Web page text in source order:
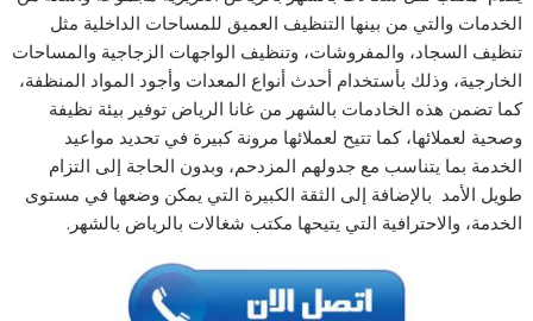
الخدمات والتي من بينها التنظيف العميق للمساحات الداخلية مثل
تنظيف السجاد، والمفروشات، وتنظيف الواجهات الزجاجية والمساحات
الخارجية، وذلك بأستخدام أحدث أنواع المعدات وأجود المواد المنظفة،
كما تضمن هذه الخادمات بالشھر من غانا الریاض توفير بيئة نظيفة
وصحية لعملائها، كما تتيح لعملائها مرونة كبيرة في تحديد مواعيد
الخدمة بما يتناسب مع جدولهم المزدحم، وبدون الحاجة إلى التزام
طويل الأمد بالإضافة إلى الثقة الكبيرة التي يمكن وضعها في مستوى
الخدمة، والاحترافية التي يتيحها مكتب شغالات بالریاض بالشھر.